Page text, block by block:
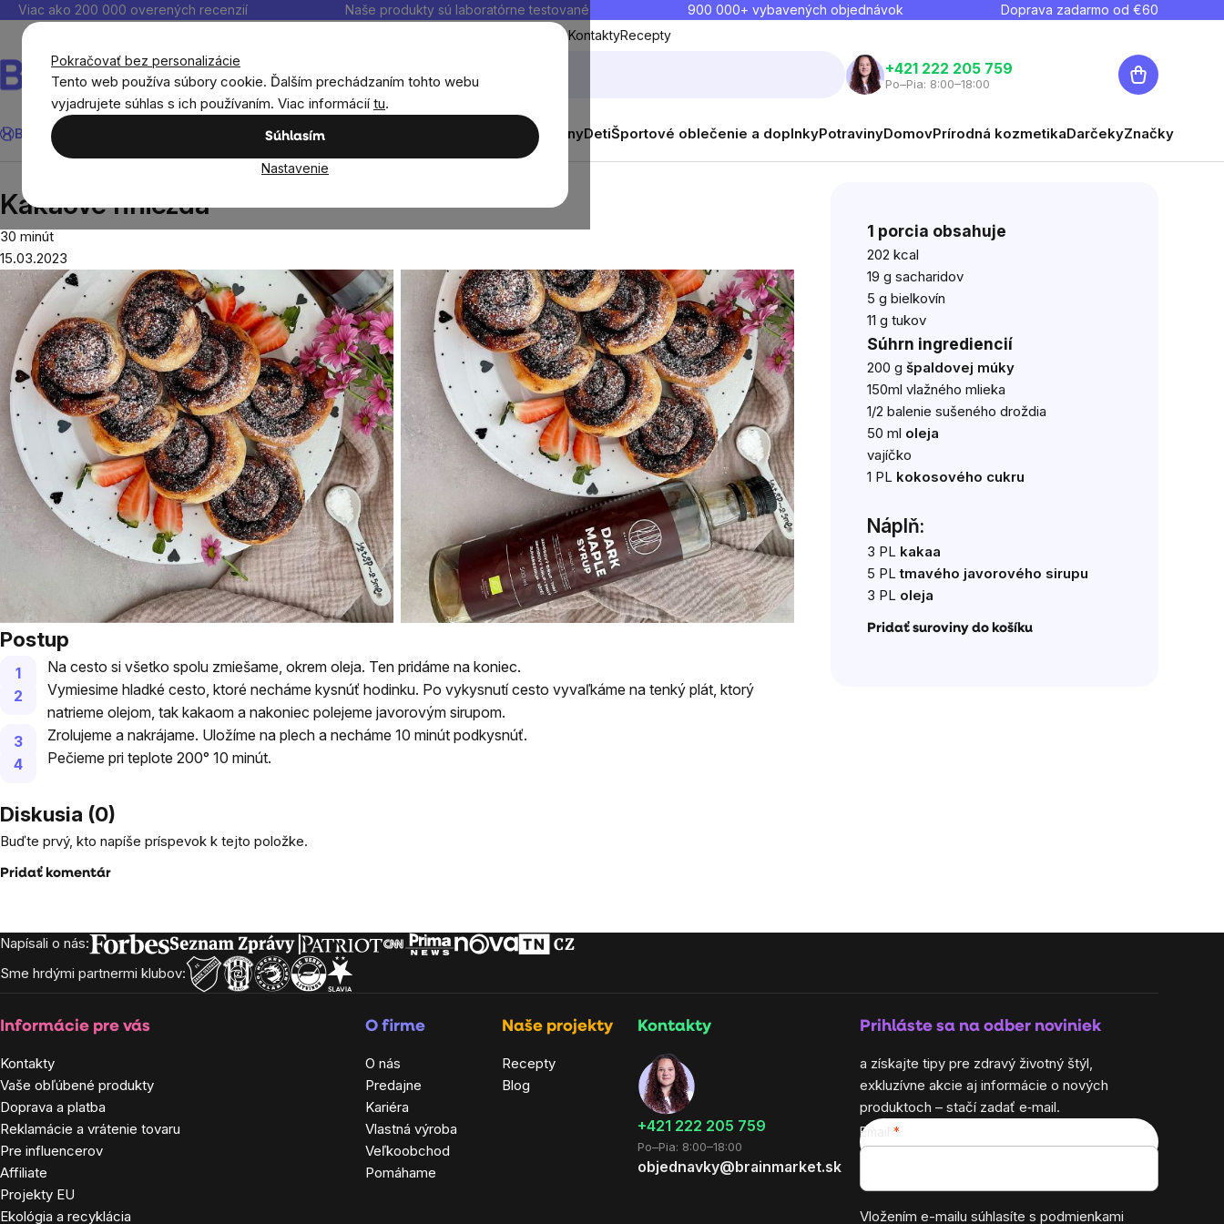
Pokračovať bez personalizácie
Tento web používa súbory cookie. Ďalším prechádzaním tohto webu
vyjadrujete súhlas s ich používaním. Viac informácií tu.
Súhlasím
Nastavenie
PrejsťViac ako 200 000 overených recenzií Naše produkty sú laboratórne testované 900 000+ vybavených objednávok Doprava zadarmo od €60
Doprava a platbaKontaktyRecepty
Hľadať
+421 222 205 759
Po–Pia: 8:00–18:00
Nákupný
košík
BrainMax® Výživové doplnky Muži ŽenyDetiŠportové oblečenie a doplnkyPotravinyDomovPrírodná kozmetikaDarčekyZnačky
Sladké recepty Kakaové hniezda
Kakaové hniezda
30 minút
15.03.2023
Postup
Na cesto si všetko spolu zmiešame, okrem oleja. Ten pridáme na koniec.
Vymiesime hladké cesto, ktoré necháme kysnúť hodinku. Po vykysnutí cesto vyvaľkáme na tenký plát, ktorý
natrieme olejom, tak kakaom a nakoniec polejeme javorovým sirupom.
Zrolujeme a nakrájame. Uložíme na plech a necháme 10 minút podkysnúť.
Pečieme pri teplote 200° 10 minút.
1 porcia obsahuje
202 kcal
19 g sacharidov
5 g bielkovín
11 g tukov
Súhrn ingrediencií
200 g špaldovej múky
150ml vlažného mlieka
1/2 balenie sušeného droždia
50 ml oleja
vajíčko
1 PL kokosového cukru
Náplň:
3 PL kakaa
5 PLtmavého javorového sirupu
3 PL oleja
Pridať suroviny do košíku
Diskusia (0)
Buďte prvý, kto napíše príspevok k tejto položke.
Pridať komentár
Zápätie
Napísali o nás:
Sme hrdými partnermi klubov:
Informácie pre vás
Kontakty
Vaše obľúbené produkty
Doprava a platba
Reklamácie a vrátenie tovaru
Pre influencerov
Affiliate
Projekty EU
Ekológia a recyklácia
O firme
O nás
Predajne
Kariéra
Vlastná výroba
Veľkoobchod
Pomáhame
Naše projekty
Recepty
Blog
Kontakty
+421 222 205 759
Po–Pia: 8:00–18:00
objednavky@brainmarket.sk
Prihláste sa na odber noviniek
a získajte tipy pre zdravý životný štýl,
exkluzívne akcie aj informácie o nových
produktoch – stačí zadať e‑mail.
Email
Vložením e-mailu súhlasíte s podmienkami